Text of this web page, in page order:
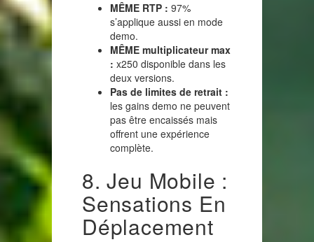
MÊME RTP : 97%
s’applique aussi en mode
demo.
MÊME multiplicateur max
: x250 disponible dans les
deux versions.
Pas de limites de retrait :
les gains demo ne peuvent
pas être encaissés mais
offrent une expérience
complète.
8. Jeu Mobile :
Sensations En
Déplacement